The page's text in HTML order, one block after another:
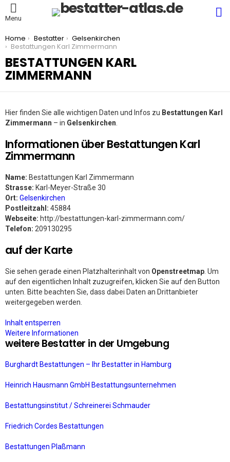
Menu
You are here:
Home Bestatter
Gelsenkirchen
Bestattungen Karl Zimmermann
BESTATTUNGEN KARL
ZIMMERMANN
Hier finden Sie alle wichtigen Daten und Infos zu Bestattungen Karl
Zimmermann – in Gelsenkirchen
Informationen über Bestattungen Karl
Zimmermann
Name: Bestattungen Karl Zimmermann
Strasse: Karl-Meyer-Straße 30
Ort: Gelsenkirchen
Postleitzahl: 45884
Webseite: http://bestattungen-karl-zimmermann.com/
Telefon: 209130295
auf der Karte
Sie sehen gerade einen Platzhalterinhalt von Openstreetmap . Um
auf den eigentlichen Inhalt zuzugreifen, klicken Sie auf den Button
unten. Bitte beachten Sie, dass dabei Daten an Drittanbieter
weitergegeben werden.
Inhalt entsperren
Weitere Informationen
weitere Bestatter in der Umgebung
Burghardt Bestattungen – Ihr Bestatter in Hamburg
Heinrich Hausmann GmbH Bestattungsunternehmen
Bestattungsinstitut / Schreinerei Schmauder
Friedrich Cordes Bestattungen
Bestattungen Plaßmann